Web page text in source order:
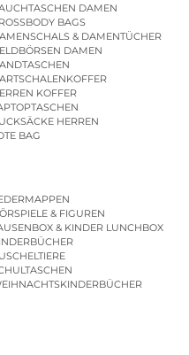
DAMEN
BAGS
& DAMENTÜCHER
DAMEN
KOFFER
HERREN
BAG
& FIGUREN
& KINDER LUNCHBOX
| KINDERGARTENBEUTEL